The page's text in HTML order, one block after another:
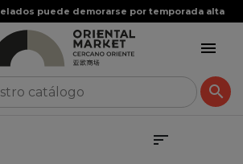
puede demorarse por temporada alta


